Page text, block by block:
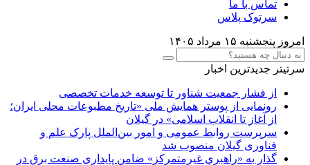
تماس با ما
سرتوک پلاس
امروز پنجشنبه ۱۵ مرداد ۱۴۰۵
سرتیتر جدیدترین اخبار
از فشار جمعیت شناور تا توسعه خدمات تخصصی
رونمایی از پوستر همایش ملی «تاریخ مطبوعات محلی ایران؛
از آغاز تا انقلاب اسلامی» در گیلان
سرپرست روابط عمومی و امور بین‌الملل پارک علم و
فناوری گیلان منصوب شد
گذار به «راهبریِ غیرمتمرکز» ضامن پایداری صنعت برق در